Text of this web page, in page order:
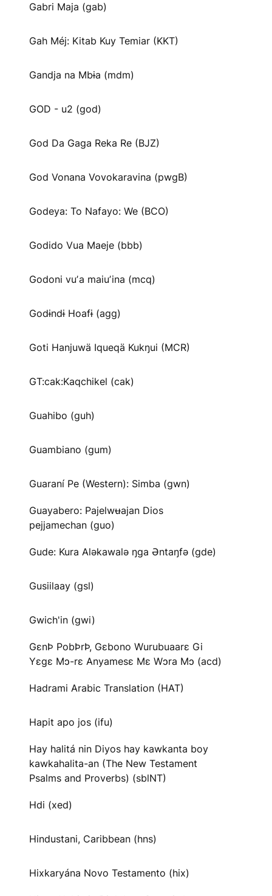
Gabri Maja (gab)
Gah Méj: Kitab Kuy Temiar (KKT)
Gandja na Mbɨa (mdm)
GOD - u2 (god)
God Da Gaga Reka Re (BJZ)
God Vonana Vovokaravina (pwgB)
Godeya: To Nafayo: We (BCO)
Godido Vua Maeje (bbb)
Godoni vuʼa maiuʼina (mcq)
Godɨndɨ Hoafɨ (agg)
Goti Hanjuwä Iqueqä Kukŋui (MCR)
GT:cak:Kaqchikel (cak)
Guahibo (guh)
Guambiano (gum)
Guaraní Pe (Western): Simba (gwn)
Guayabero: Pajelwʉajan Dios
pejjamechan (guo)
Gude: Kura Aləkawalə ŋga Əntaŋfə (gde)
Gusiilaay (gsl)
Gwich'in (gwi)
GɛnÞ PobÞrÞ, Gɛbono Wurubuaarɛ Gi
Yɛgɛ Mɔ-rɛ Anyamesɛ Mɛ Wɔra Mɔ (acd)
Hadrami Arabic Translation (HAT)
Hapit apo jos (ifu)
Hay halitá nin Diyos hay kawkanta boy
kawkahalita-an (The New Testament
Psalms and Proverbs) (sblNT)
Hdi (xed)
Hindustani, Caribbean (hns)
Hixkaryána Novo Testamento (hix)